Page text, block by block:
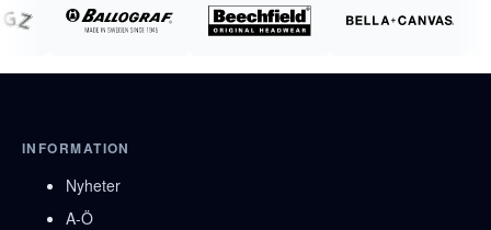
INFORMATION
Nyheter
A-Ö